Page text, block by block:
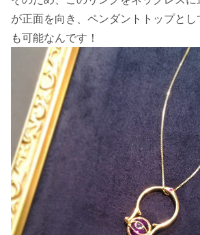
が正面を向き、ペンダントトップとし
も可能なんです！